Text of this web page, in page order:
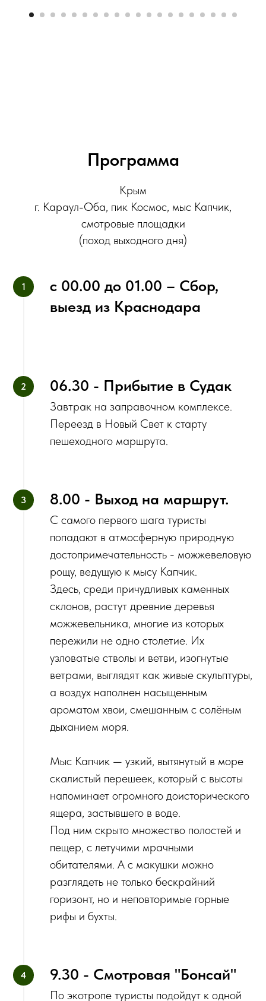
Программа
Крым
г. Караул-Оба, пик Космос, мыс Капчик,
смотровые площадки
(поход выходного дня)
с‌ 00.00 до 01.00 – Сбор,
выезд из Краснодара
06.30 - Прибытие в Судак
Завтрак на заправочном комплексе.
Переезд в Новый Свет к старту
пешеходного маршрута.
8.00 - Выход на маршрут.
С самого первого шага туристы
попадают в атмосферную природную
достопримечательность - можжевеловую
рощу, ведущую к мысу Капчик.
Здесь, среди причудливых каменных
склонов, растут древние деревья
можжевельника, многие из которых
пережили не одно столетие. Их
узловатые стволы и ветви, изогнутые
ветрами, выглядят как живые скульптуры,
а воздух наполнен насыщенным
ароматом хвои, смешанным с солёным
дыханием моря.
Мыс Капчик — узкий, вытянутый в море
скалистый перешеек, который с высоты
напоминает огромного доисторического
ящера, застывшего в воде.
Под ним скрыто множество полостей и
пещер, с летучими мрачными
обитателями. А с макушки можно
разглядеть не только бескрайний
горизонт, но и неповторимые горные
рифы и бухты.
9.30 - Смотровая "Бонсай"
По экотропе туристы подойдут к одной